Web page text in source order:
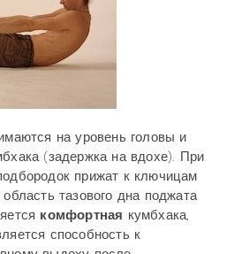
на уровень головы и
(задержка на вдохе). При
прижат к ключицам
тазового дна поджата
комфортная кумбхака,
способность к